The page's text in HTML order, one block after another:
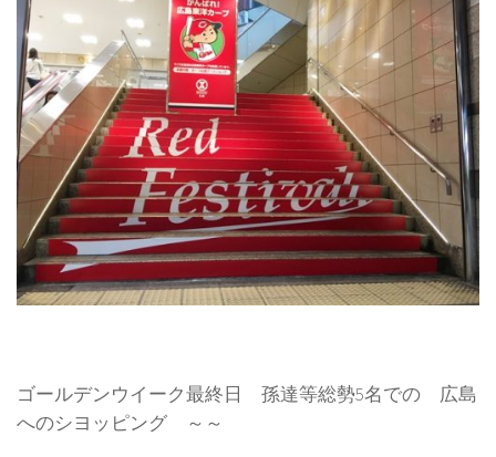
ゴールデンウイーク最終日 孫達等総勢5名での 広島
へのシヨッピング ～～